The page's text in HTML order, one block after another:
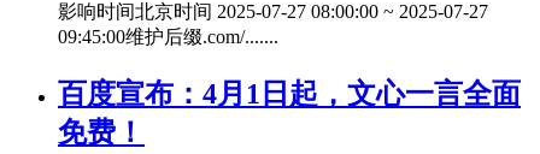
影响时间北京时间 2025-07-27 08:00:00 ~ 2025-07-27
09:45:00维护后缀.com/.......
百度宣布：4月1日起，文心一言全面
免费！